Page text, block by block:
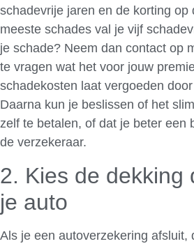
schadevrije jaren en de korting op
meeste schades val je vijf
je schade? Neem dan contact op
te vragen wat het voor jouw
schadekosten laat vergoeden
Daarna kun je beslissen of het
zelf te betalen, of dat je beter een
de verzekeraar.
2. Kies de dekking
je auto
Als je een autoverzekering afsluit,